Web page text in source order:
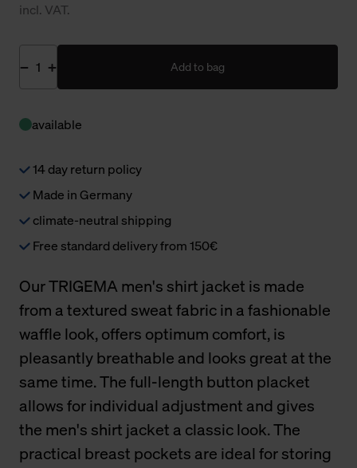
incl. VAT.
Add to bag
available
14 day return policy
Made in Germany
climate-neutral shipping
Free standard delivery from 150€
Our TRIGEMA men's shirt jacket is made
from a textured sweat fabric in a fashionable
waffle look, offers optimum comfort, is
pleasantly breathable and looks great at the
same time. The full-length button placket
allows for individual adjustment and gives
the men's shirt jacket a classic look. The
practical breast pockets are ideal for storing